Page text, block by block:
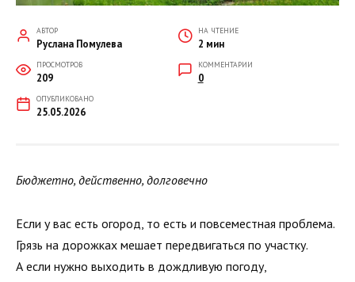
АВТОР
Руслана Помулева
НА ЧТЕНИЕ
2 мин
ПРОСМОТРОВ
209
КОММЕНТАРИИ
0
ОПУБЛИКОВАНО
25.05.2026
Бюджетно, действенно, долговечно
Если у вас есть огород, то есть и повсеместная проблема.
Грязь на дорожках мешает передвигаться по участку.
А если нужно выходить в дождливую погоду,